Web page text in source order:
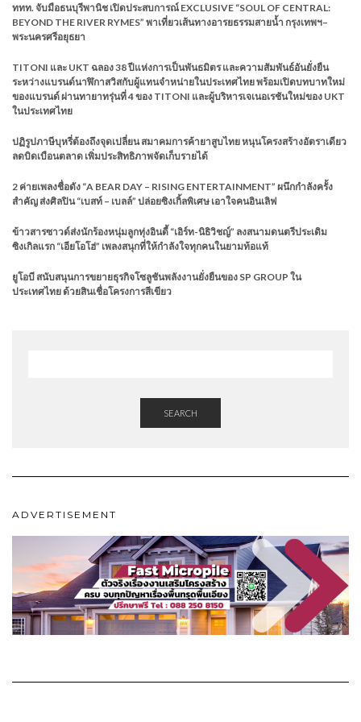
ททท. จับมือธนบุรีพานิช เปิดประสบการณ์ EXCLUSIVE “SOUL OF CENTRAL:
BEYOND THE RIVER RYMES” พาเที่ยวเส้นทางอารยธรรมสายน้ำ กรุงเทพฯ–
พระนครศรีอยุธยา
TITONI และ UKT ฉลอง 38 ปีแห่งการเป็นพันธมิตร และความสัมพันธ์อันยั่งยืน
ระหว่างแบรนด์นาฬิกาสวิสกับผู้แทนจำหน่ายในประเทศไทย พร้อมเปิดบทบาทใหม่
ของแบรนด์ ผ่านทายาทรุ่นที่ 4 ของ TITONI และผู้บริหารเจเนอเรชันใหม่ของ UKT
ในประเทศไทย
ปฏิรูปภาษีบุหรี่ต้องถึงจุดเปลี่ยน สมาคมการค้ายาสูบไทย หนุนโครงสร้างอัตราเดียว
ลดบิดเบือนตลาด เพิ่มประสิทธิภาพจัดเก็บรายได้
2 ค่ายเพลงชื่อดัง “A BEAR DAY – RISING ENTERTAINMENT” ผนึกกำลังครั้ง
สำคัญ ส่งศิลปิน “เบสท์ – เบลล์” ปล่อยซิงเกิ้ลพิเศษ เอาใจคนอินเลิฟ
ข้าวสารซาวด์ส่งนักร้องหนุ่มลูกทุ่งอินดี้ “เอิร์ท-นิธิวิชญ์” ลงสนามดนตรีประเดิม
ซิงเกิลแรก “เอียโอโฮ่” เพลงสนุกที่ให้กำลังใจทุกคนในยามท้อแท้
ยูโอบี สนับสนุนการขยายธุรกิจโซลูชันพลังงานยั่งยืนของ SP GROUP ใน
ประเทศไทย ด้วยสินเชื่อโครงการสีเขียว
SEARCH
ADVERTISEMENT